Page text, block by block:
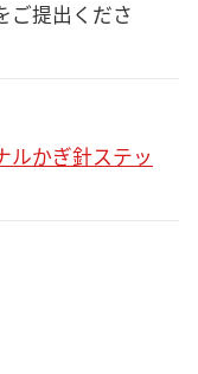
ご提出くださ
ルかぎ針ステッ